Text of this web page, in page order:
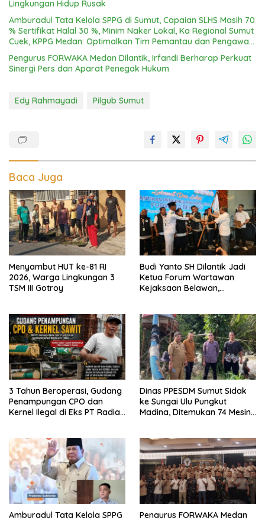
Lingkungan Hidup Rusak
Amburadul Tata Kelola SPPG di Sumut, Capaian SLHS Masih 70
% Sertifikat Halal 30 %, Minim Naker Lokal, Ka Regional Sumut
Cuek, KPPG Medan: Optimalkan Tim Pemantau dan Pengawas
Pengurus FORWAKA Medan Dilantik, Irfandi Berharap Perkuat
Sinergi Pers dan Aparat Penegak Hukum
Edy Rahmayadi Pilgub Sumut
Baca Juga
Menyambut HUT ke-81 RI
2026, Warga Lingkungan 3
TSM III Gotroy
Budi Yanto SH Dilantik Jadi
Ketua Forum Wartawan
Kejaksaan Belawan,
Pendampingan Hukum dan
Ekomoni Semua Anggota
3 Tahun Beroperasi, Gudang
Penampungan CPO dan
Kernel Ilegal di Eks PT Radian
Dinas PPESDM Sumut Sidak
ke Sungai Ulu Pungkut
Madina, Ditemukan 74 Mesin
Rusak
Amburadul Tata Kelola SPPG Pengurus FORWAKA Medan